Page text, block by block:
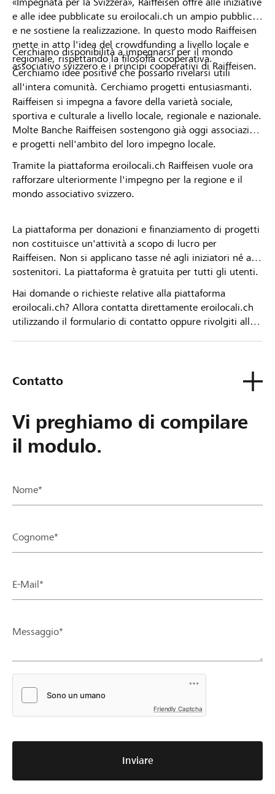
e alle idee pubblicate su eroilocali.ch un ampio pubblico
e ne sostiene la realizzazione. In questo modo Raiffeisen
mette in atto l'idea del crowdfunding a livello locale e
regionale, rispettando la filosofia cooperativa.
Cerchiamo idee positive che possano rivelarsi utili
all'intera comunità. Cerchiamo progetti entusiasmanti.
Cerchiamo disponibilità a impegnarsi per il mondo
associativo svizzero e i principi cooperativi di Raiffeisen.
Raiffeisen si impegna a favore della varietà sociale,
sportiva e culturale a livello locale, regionale e nazionale.
Molte Banche Raiffeisen sostengono già oggi associazioni
e progetti nell'ambito del loro impegno locale.
Tramite la piattaforma eroilocali.ch Raiffeisen vuole ora
rafforzare ulteriormente l'impegno per la regione e il
mondo associativo svizzero.
La piattaforma per donazioni e finanziamento di progetti
non costituisce un'attività a scopo di lucro per
Raiffeisen. Non si applicano tasse né agli iniziatori né ai
sostenitori. La piattaforma è gratuita per tutti gli utenti.
Hai domande o richieste relative alla piattaforma
eroilocali.ch? Allora contatta direttamente eroilocali.ch
utilizzando il formulario di contatto oppure rivolgiti alla
Contatto
Vi preghiamo di compilare
il modulo.
Nome*
Cognome*
E-Mail*
Messaggio*
Friendly Captcha
Inviare